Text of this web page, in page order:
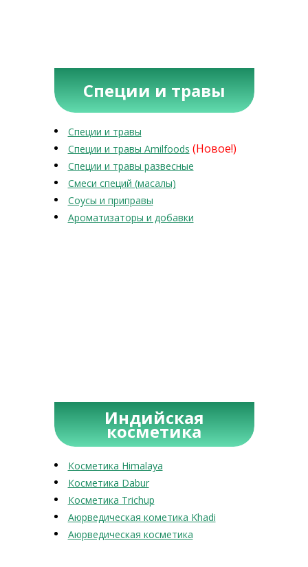
Специи и травы
Специи и травы
Специи и травы Amilfoods (Новое!)
Специи и травы развесные
Смеси специй (масалы)
Соусы и приправы
Ароматизаторы и добавки
Индийская
косметика
Косметика Himalaya
Косметика Dabur
Косметика Trichup
Аюрведическая кометика Khadi
Аюрведическая косметика